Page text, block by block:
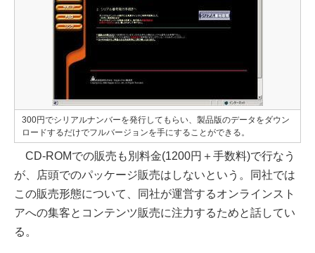
300円でシリアルナンバーを発行してもらい、製品版のデータをダウン
ロードするだけでフルバージョンを手にすることができる。
CD-ROMでの販売も別料金(1200円＋手数料)で行なう
が、店頭でのパッケージ販売はしないという。同社では
この販売形態について、同社が運営するオンラインスト
アへの集客とコンテンツ販売に注力するためと話してい
る。